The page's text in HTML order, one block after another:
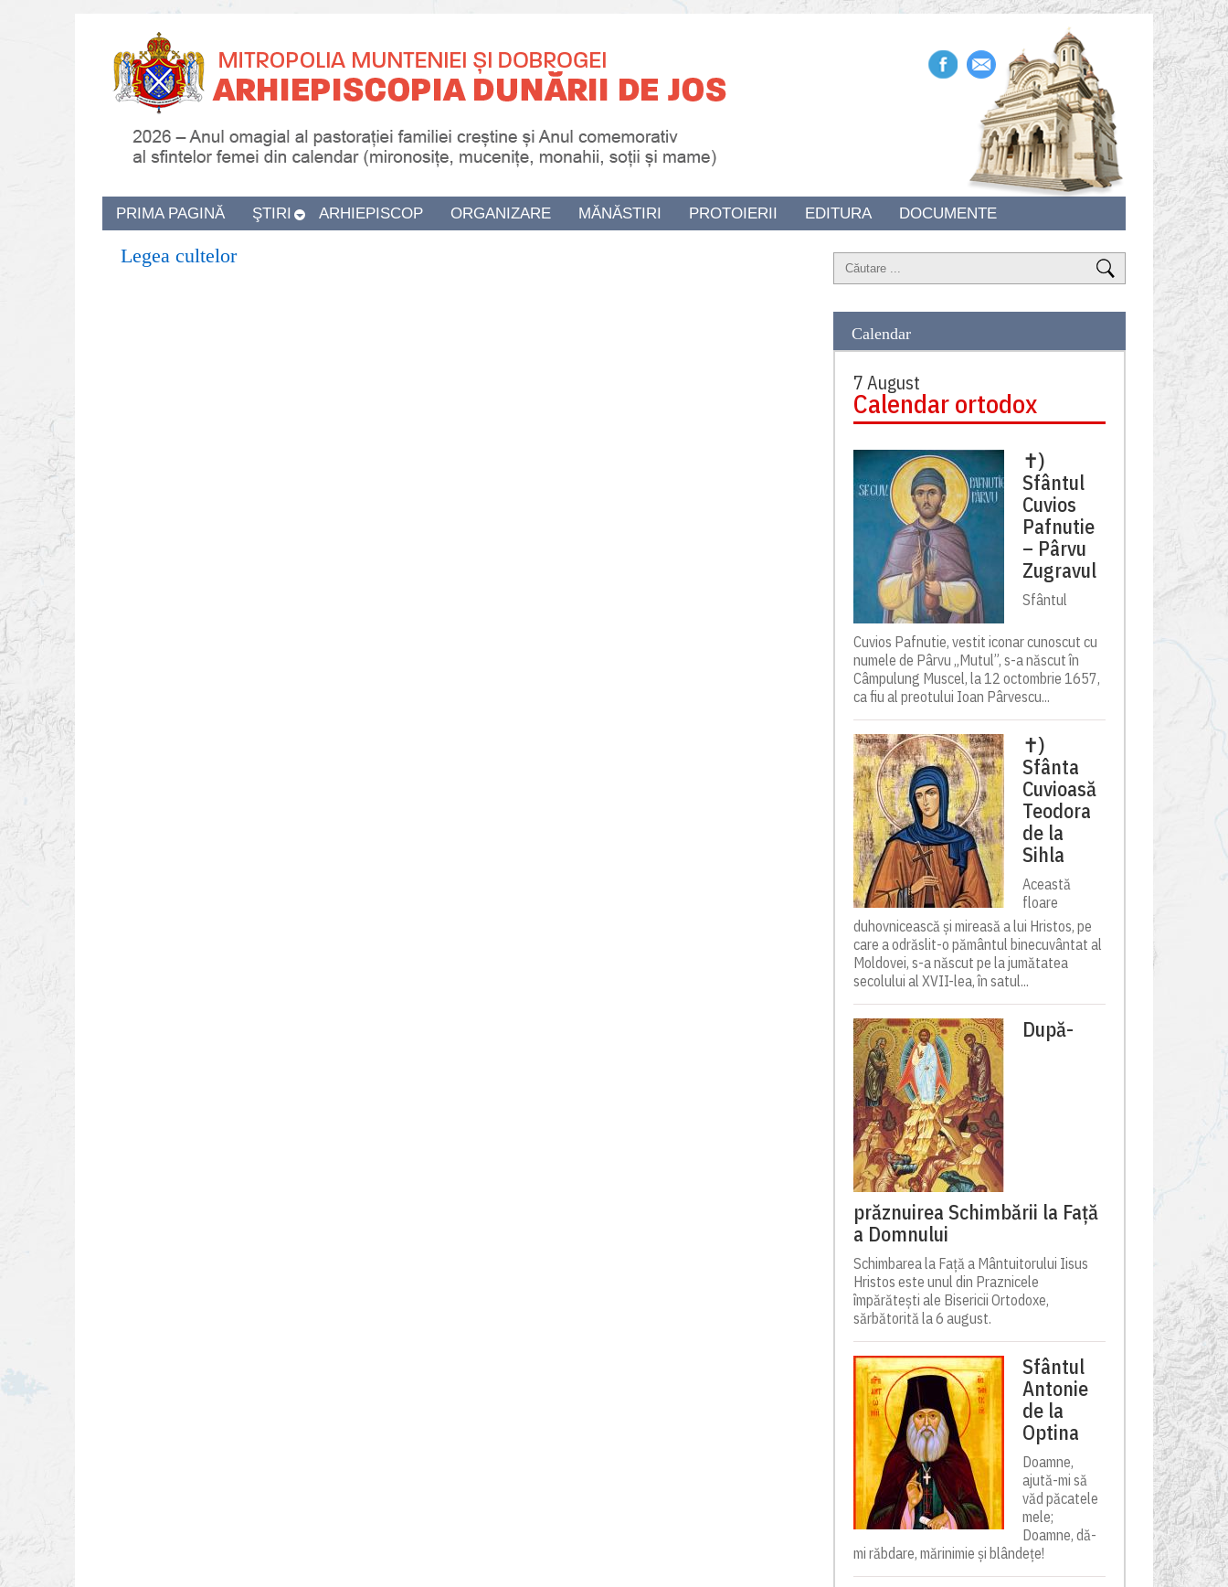
PRIMA PAGINĂ ŞTIRI ARHIEPISCOP ORGANIZARE MĂNĂSTIRI PROTOIERII EDITURA DOCUMENTE
Legea cultelor
Calendar
7 August
Calendar ortodox
✝)
Sfântul
Cuvios
Pafnutie
– Pârvu
Zugravul
Sfântul
Cuvios Pafnutie, vestit iconar cunoscut cu
numele de Pârvu „Mutul”, s-a născut în
Câmpulung Muscel, la 12 octombrie 1657,
ca fiu al preotului Ioan Pârvescu...
✝)
Sfânta
Cuvioasă
Teodora
de la
Sihla
Această
floare
duhovnicească și mireasă a lui Hristos, pe
care a odrăslit-o pământul binecuvântat al
Moldovei, s-a născut pe la jumătatea
secolului al XVII-lea, în satul...
După-
prăznuirea Schimbării la Față
a Domnului
Schimbarea la Față a Mântuitorului Iisus
Hristos este unul din Praznicele
împărătești ale Bisericii Ortodoxe,
sărbătorită la 6 august.
Sfântul
Antonie
de la
Optina
Doamne,
ajută-mi să
văd păcatele
mele;
Doamne, dă-
mi răbdare, mărinimie şi blândeţe!